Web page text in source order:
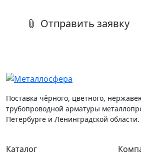
Отправить заявку
Поставка чёрного, цветного,
трубопроводной арматуры
Петербурге и Ленинградской области.
Каталог